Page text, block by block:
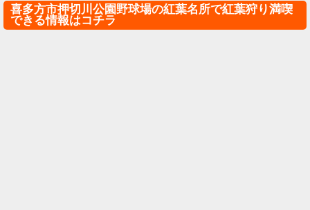
喜多方市押切川公園野球場の紅葉名所で紅葉狩り満喫
できる情報はコチラ